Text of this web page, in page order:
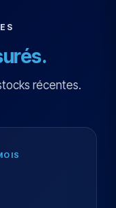
récentes.